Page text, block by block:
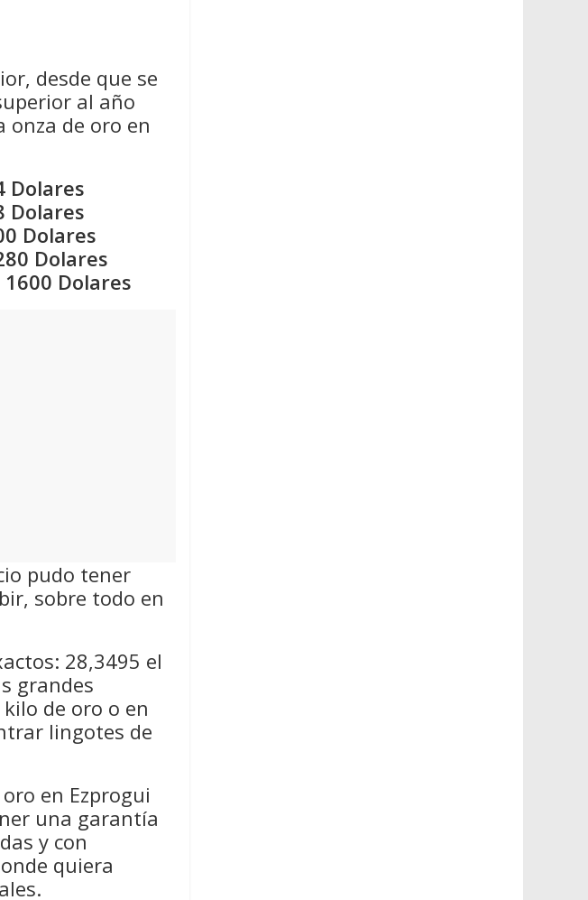
desde que se
al año
onza de oro en
Dolares
Dolares
Dolares
Dolares
Dolares
pudo tener
sobre todo en
28,3495 el
grandes
de oro o en
lingotes de
en Ezprogui
una garantía
y con
quiera